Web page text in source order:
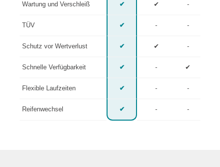
Wartung und Verschleiß ✔ ✔ -
TÜV ✔ - -
Schutz vor Wertverlust ✔ ✔ -
Schnelle Verfügbarkeit ✔ - ✔
Flexible Laufzeiten ✔ - -
Reifenwechsel ✔ - -